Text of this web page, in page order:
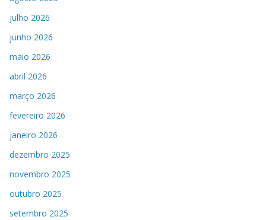
julho 2026
junho 2026
maio 2026
abril 2026
março 2026
fevereiro 2026
janeiro 2026
dezembro 2025
novembro 2025
outubro 2025
setembro 2025